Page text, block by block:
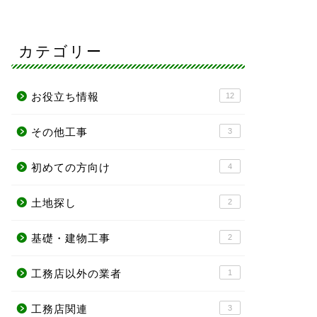
カテゴリー
お役立ち情報 12
その他工事 3
初めての方向け 4
土地探し 2
基礎・建物工事 2
工務店以外の業者 1
工務店関連 3